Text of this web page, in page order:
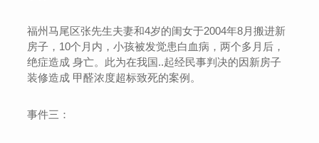
福州马尾区张先生夫妻和4岁的闺女于2004年8月搬进新
房子，10个月内，小孩被发觉患白血病，两个多月后，
绝症造成 身亡。此为在我国..起经民事判决的因新房子
装修造成 甲醛浓度超标致死的案例。
事件三：